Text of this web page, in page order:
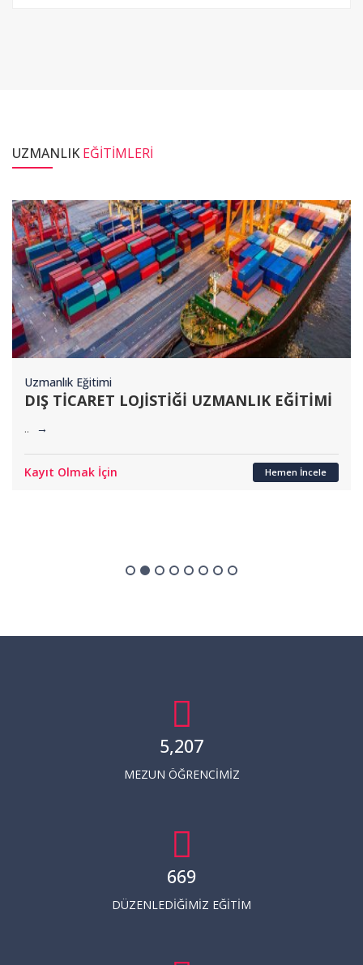
UZMANLIKEĞİTİMLERİ
Uzmanlık Eğitimi
AKREDİTİF UZMANLIK EĞİTİMİ SERTİFİKA
5,248
MEZUN ÖĞRENCIMIZ
675
DÜZENLEDIĞIMIZ EĞITIM